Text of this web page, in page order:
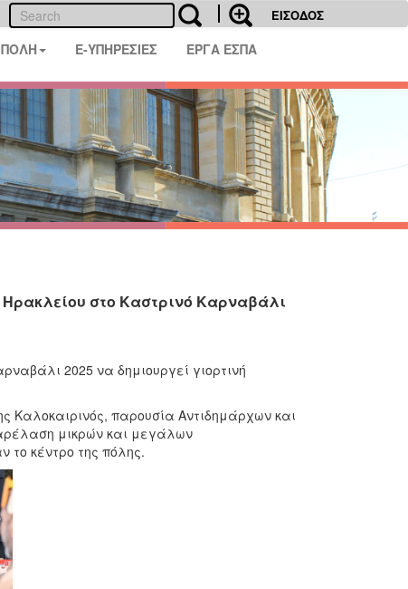
ΕΙΣΟΔΟΣ
E-ΥΠΗΡΕΣΙΕΣ ΕΡΓΑ ΕΣΠΑ
στο Καστρινό Καρναβάλι
2025 να δημιουργεί γιορτινή
Καλοκαιρινός, παρουσία Αντιδημάρχων και
μικρών και μεγάλων
το κέντρο της πόλης.